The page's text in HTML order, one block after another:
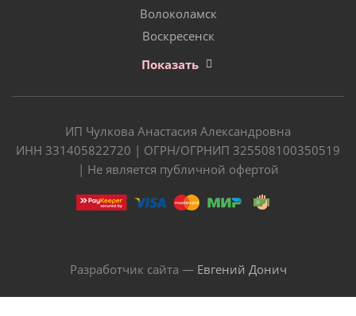
Волоколамск
Воскресенск
Показать
ИП Чулкова Анастасия Александровна
ИНН 331405822720 | ОГРН/ОГРНИП 325508100350519
| Не является публичной офертой
Разработчик сайта — Евгений Донич